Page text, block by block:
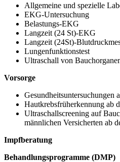
Allgemeine und spezielle
EKG-Untersuchung
Belastungs-EKG
Langzeit (24 St)-EKG
Langzeit (24St)-
Lungenfunktionstest
Ultraschall von
Vorsorge
Gesundheitsuntersuchungen
Hautkrebsfrüherkennung ab
Ultraschallscreening auf
männlichen Versicherten ab
Impfberatung
Behandlungsprogramme (DMP)